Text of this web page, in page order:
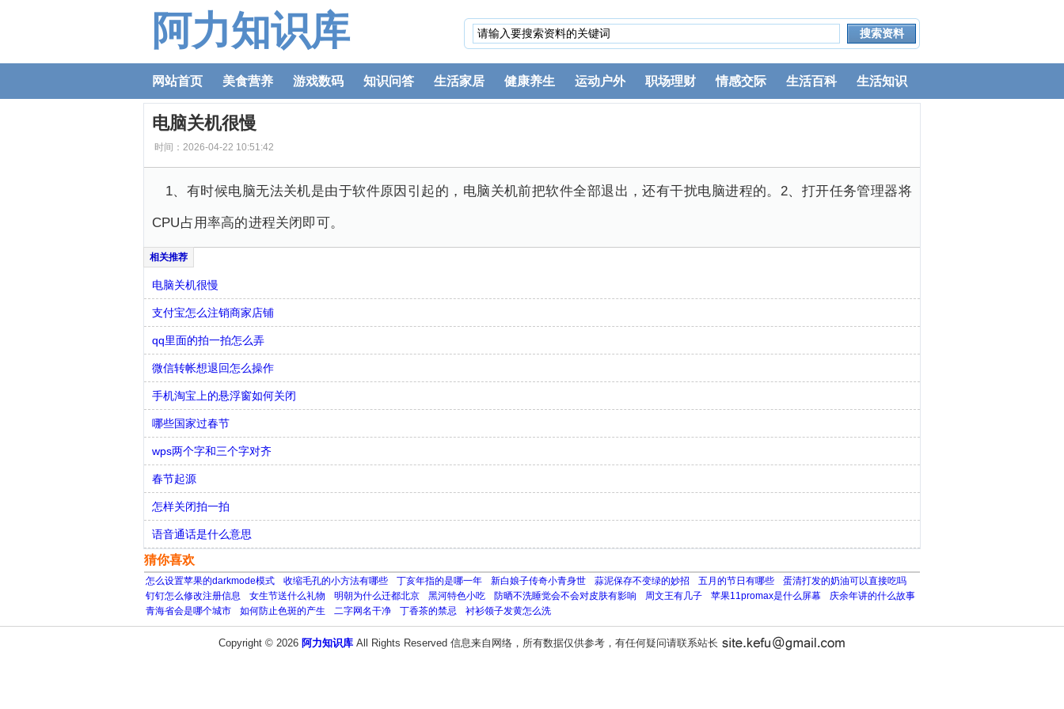
阿力知识库
网站首页 美食营养 游戏数码 知识问答 生活家居 健康养生 运动户外 职场理财 情感交际 生活百科 生活知识
电脑关机很慢
时间：2026-04-22 10:51:42
1、有时候电脑无法关机是由于软件原因引起的，电脑关机前把软件全部退出，还有干扰电脑进程的。2、打开任务管理器将
CPU占用率高的进程关闭即可。
电脑关机很慢
支付宝怎么注销商家店铺
qq里面的拍一拍怎么弄
微信转帐想退回怎么操作
手机淘宝上的悬浮窗如何关闭
哪些国家过春节
wps两个字和三个字对齐
春节起源
怎样关闭拍一拍
语音通话是什么意思
猜你喜欢
怎么设置苹果的darkmode模式 收缩毛孔的小方法有哪些 丁亥年指的是哪一年 新白娘子传奇小青身世 蒜泥保存不变绿的妙招 五月的节日有哪些
蛋清打发的奶油可以直接吃吗
钉钉怎么修改注册信息
女生节送什么礼物 明朝为什么迁都北京 黑河特色小吃 防晒不洗睡觉会不会对皮肤有影响 周文王有几子 苹果11promax是什么屏幕
庆余年讲的什么故事
青海省会是哪个城市
如何防止色斑的产生 二字网名干净 丁香茶的禁忌 衬衫领子发黄怎么洗
Copyright © 2026 阿力知识库All Rights Reserved 信息来自网络，所有数据仅供参考，有任何疑问请联系站长